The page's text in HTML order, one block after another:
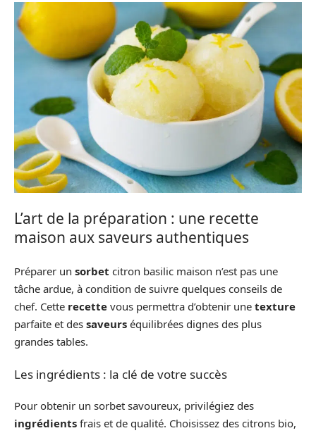
L’art de la préparation : une recette
maison aux saveurs authentiques
Préparer un sorbet citron basilic maison n’est pas une
tâche ardue, à condition de suivre quelques conseils de
chef. Cette recette vous permettra d’obtenir une texture
parfaite et des saveurs équilibrées dignes des plus
grandes tables.
Les ingrédients : la clé de votre succès
Pour obtenir un sorbet savoureux, privilégiez des
ingrédients frais et de qualité. Choisissez des citrons bio,